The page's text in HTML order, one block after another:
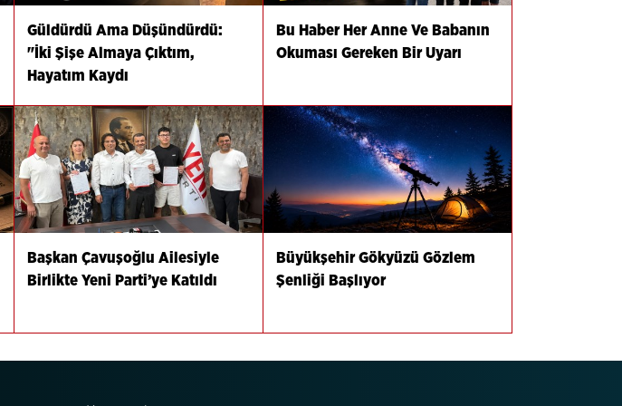
Güldürdü Ama Düşündürdü:
"İki Şişe Almaya Çıktım,
Hayatım Kaydı
Bu Haber Her Anne Ve Babanın
Okuması Gereken Bir Uyarı
Başkan Çavuşoğlu Ailesiyle
Birlikte Yeni Parti’ye Katıldı
Büyükşehir Gökyüzü Gözlem
Şenliği Başlıyor